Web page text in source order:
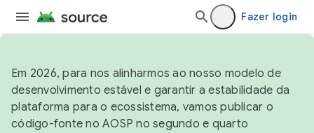
Fazer login
Em 2026, para nos alinharmos ao nosso modelo de
desenvolvimento estável e garantir a estabilidade da
plataforma para o ecossistema, vamos publicar o
código-fonte no AOSP no segundo e quarto